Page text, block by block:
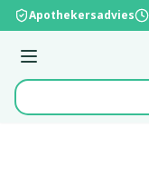
Ga naar de inhoud
Apothekersadvies
Menu
Product, merk,